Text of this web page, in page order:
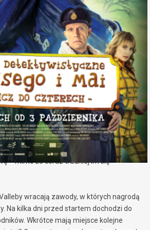
7a
g. 11:45
Maja wracają do gry! Tym razem czeka na
która poprowadzi ich do tajemnicy
w Valleby. Seria niepokojących wypadków
zaczynają się plątać. Czy Lasse i Maja
– mimo że coraz trudniej im się
wracają zawody, w których nagrodą
Na kilka dni przed startem dochodzi do
Wkrótce mają miejsce kolejne